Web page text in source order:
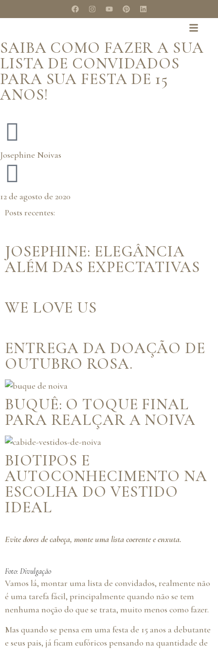
SAIBA COMO FAZER A SUA
LISTA DE CONVIDADOS
PARA SUA FESTA DE 15
ANOS!
Josephine Noivas
12 de agosto de 2020
Evite dores de cabeça, monte uma lista coerente e enxuta.
Foto: Divulgação
Vamos lá, montar uma lista de convidados, realmente não
é uma tarefa fácil, principalmente quando não se tem
nenhuma noção do que se trata, muito menos como fazer.
Mas quando se pensa em uma festa de 15 anos a debutante
e seus pais, já ficam eufóricos pensando na quantidade de
Posts recentes:
JOSEPHINE: ELEGÂNCIA
ALÉM DAS EXPECTATIVAS
WE LOVE US
ENTREGA DA DOAÇÃO DE
OUTUBRO ROSA.
BUQUÊ: O TOQUE FINAL
PARA REALÇAR A NOIVA
BIOTIPOS E
AUTOCONHECIMENTO NA
ESCOLHA DO VESTIDO
IDEAL